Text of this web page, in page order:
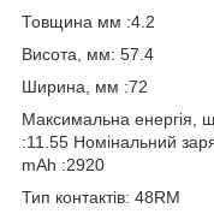
Товщина мм :4.2
Висота, мм: 57.4
Ширина, мм :72
Максимальна енергія,
:11.55 Номінальний
mAh :2920
Тип контактів: 48RM